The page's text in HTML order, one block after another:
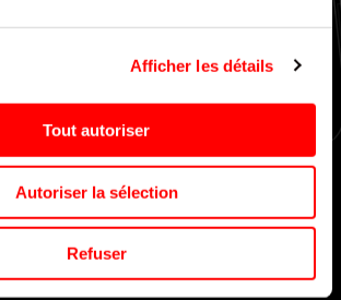
Afficher les détails
Tout autoriser
Autoriser la sélection
Refuser
EN SAVOIR PLUS